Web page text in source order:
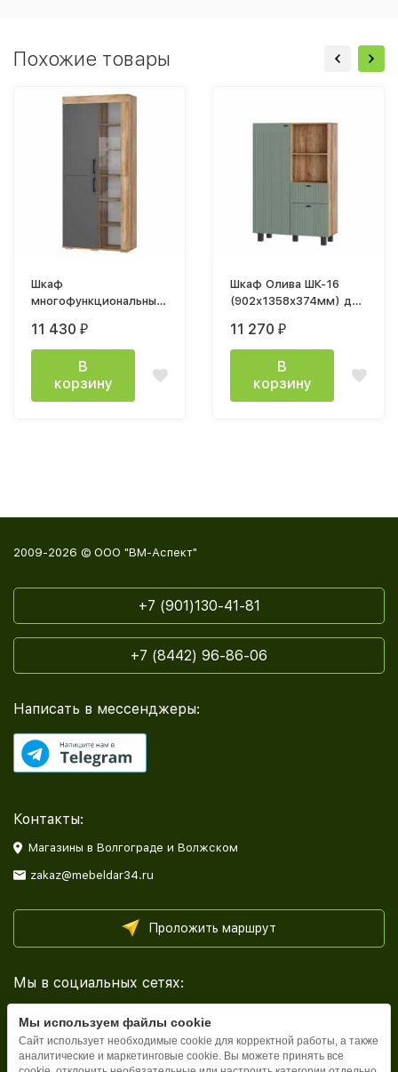
Похожие товары
Шкаф
многофункциональный
(902х1984х382мм) дуб
каньон / графит
11 430 ₽
В
корзину
Шкаф Олива ШК-16
(902х1358х374мм) дуб
эвкалипт софт
11 270 ₽
В
корзину
2009-2026 © ООО "ВМ-Аспект"
+7 (901)130-41-81
+7 (8442) 96-86-06
Написать в мессенджеры:
Контакты:
Магазины в Волгограде и Волжском
zakaz@mebeldar34.ru
Проложить маршрут
Мы в социальных сетях:
Мы используем файлы cookie
Сайт использует необходимые cookie для корректной работы, а также
аналитические и маркетинговые cookie. Вы можете принять все